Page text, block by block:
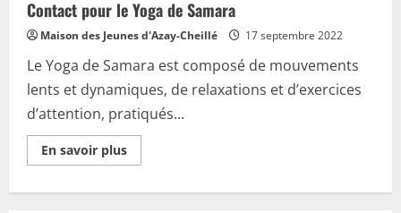
Contact pour le Yoga de Samara
Maison des Jeunes d'Azay-Cheillé 17 septembre 2022
Le Yoga de Samara est composé de mouvements
lents et dynamiques, de relaxations et d’exercices
d’attention, pratiqués...
En savoir plusEn
savoir